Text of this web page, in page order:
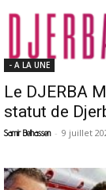
- A LA UNE
Le DJERBA
statut de
Samir Belhassen - 9 juillet